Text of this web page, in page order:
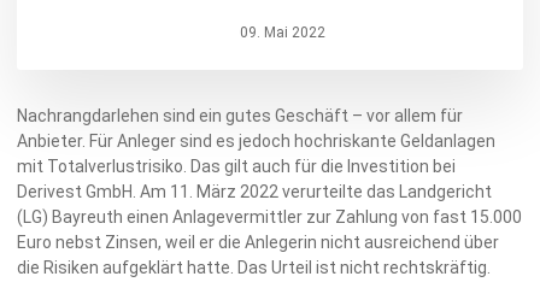
09. Mai 2022
Nachrangdarlehen sind ein gutes Geschäft – vor allem für
Anbieter. Für Anleger sind es jedoch hochriskante Geldanlagen
mit Totalverlustrisiko. Das gilt auch für die Investition bei
Derivest GmbH. Am 11. März 2022 verurteilte das Landgericht
(LG) Bayreuth einen Anlagevermittler zur Zahlung von fast 15.000
Euro nebst Zinsen, weil er die Anlegerin nicht ausreichend über
die Risiken aufgeklärt hatte. Das Urteil ist nicht rechtskräftig.